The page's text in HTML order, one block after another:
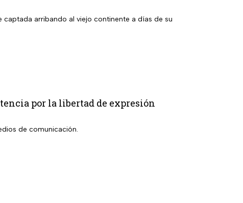
arribando al viejo continente a días de su
por la libertad de expresión
de comunicación.